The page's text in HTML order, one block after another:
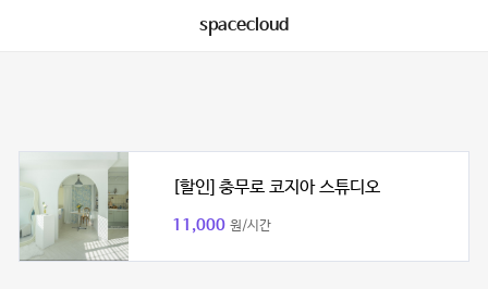
spacecloud
[할인] 충무로 코지아 스튜디오
11,000 원/시간